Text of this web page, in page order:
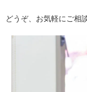
どうぞ、お気軽にご相